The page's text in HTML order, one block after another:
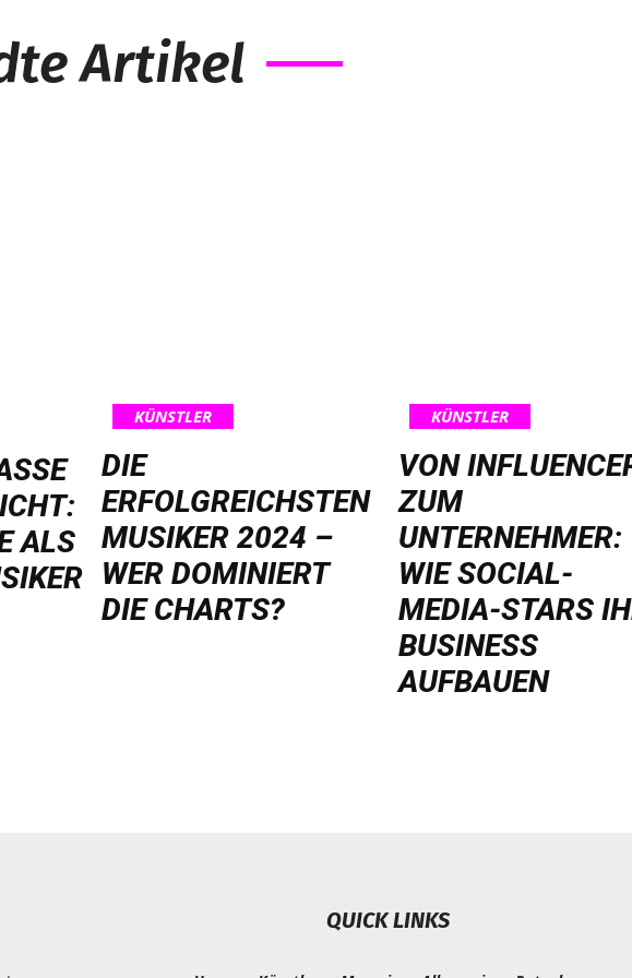
Artikel
I
K
S
AN
KÜNSTLER
DIE
ERFOLGREICHSTEN
MUSIKER 2024 –
WER DOMINIERT
DIE CHARTS?
KÜNSTLER
VON
ZUM
UNTERNEHMER:
WIE SOCIAL-
MEDIA-STARS
BUSINESS
AUFBAUEN
QUICK LINKS